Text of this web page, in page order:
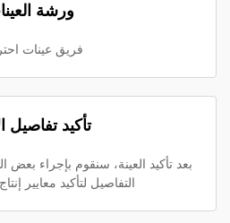
ورشة
فريق عينات
تأكيد تفاصيل
بعد تأكيد العينة، سنقوم بإجراء بعض
التفاصيل لتأكيد معايير